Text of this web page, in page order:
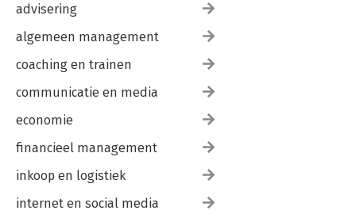
advisering
algemeen management
coaching en trainen
communicatie en media
economie
financieel management
inkoop en logistiek
internet en social media